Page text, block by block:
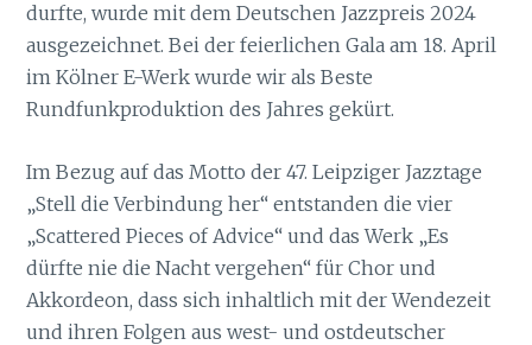
durfte, wurde mit dem Deutschen Jazzpreis 2024
ausgezeichnet. Bei der feierlichen Gala am 18. April
im Kölner E-Werk wurde wir als Beste
Rundfunkproduktion des Jahres gekürt.
Im Bezug auf das Motto der 47. Leipziger Jazztage
„Stell die Verbindung her“ entstanden die vier
„Scattered Pieces of Advice“ und das Werk „Es
dürfte nie die Nacht vergehen“ für Chor und
Akkordeon, dass sich inhaltlich mit der Wendezeit
und ihren Folgen aus west- und ostdeutscher